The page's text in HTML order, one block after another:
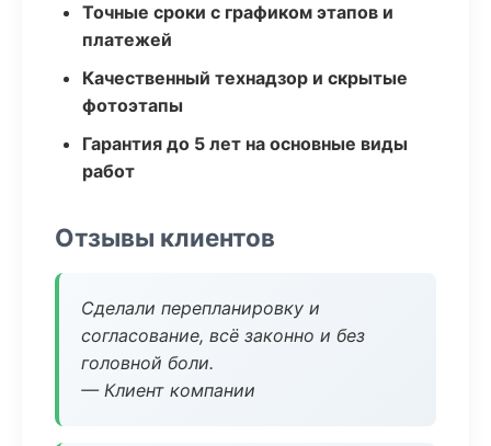
Точные сроки с графиком этапов и
платежей
Качественный технадзор и скрытые
фотоэтапы
Гарантия до 5 лет на основные виды
работ
Отзывы клиентов
Сделали перепланировку и
согласование, всё законно и без
головной боли.
— Клиент компании